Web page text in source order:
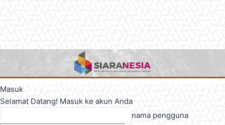
Masuk
Selamat Datang! Masuk ke akun Anda
nama pengguna